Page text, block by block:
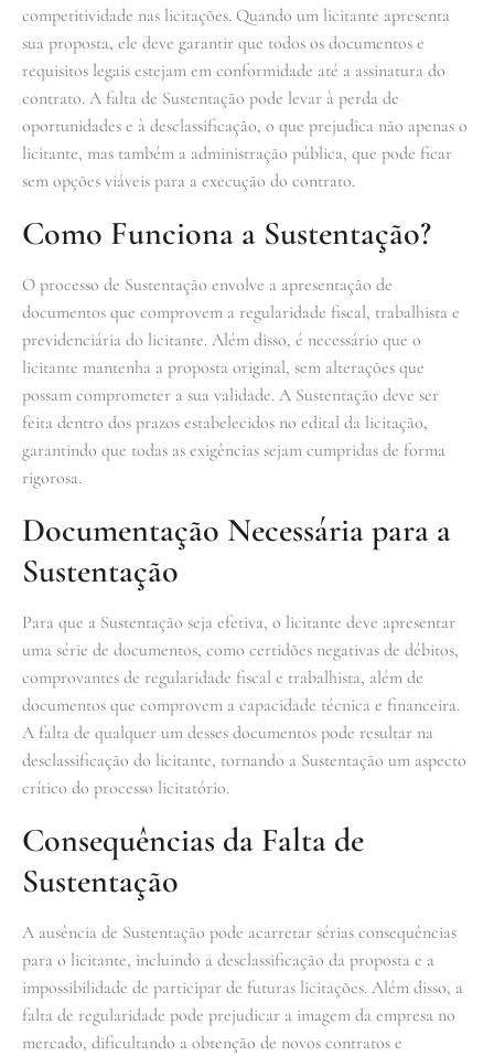
competitividade nas licitações. Quando um licitante apresenta
sua proposta, ele deve garantir que todos os documentos e
requisitos legais estejam em conformidade até a assinatura do
contrato. A falta de Sustentação pode levar à perda de
oportunidades e à desclassificação, o que prejudica não apenas o
licitante, mas também a administração pública, que pode ficar
sem opções viáveis para a execução do contrato.
Como Funciona a Sustentação?
O processo de Sustentação envolve a apresentação de
documentos que comprovem a regularidade fiscal, trabalhista e
previdenciária do licitante. Além disso, é necessário que o
licitante mantenha a proposta original, sem alterações que
possam comprometer a sua validade. A Sustentação deve ser
feita dentro dos prazos estabelecidos no edital da licitação,
garantindo que todas as exigências sejam cumpridas de forma
rigorosa.
Documentação Necessária para a
Sustentação
Para que a Sustentação seja efetiva, o licitante deve apresentar
uma série de documentos, como certidões negativas de débitos,
comprovantes de regularidade fiscal e trabalhista, além de
documentos que comprovem a capacidade técnica e financeira.
A falta de qualquer um desses documentos pode resultar na
desclassificação do licitante, tornando a Sustentação um aspecto
crítico do processo licitatório.
Consequências da Falta de
Sustentação
A ausência de Sustentação pode acarretar sérias consequências
para o licitante, incluindo a desclassificação da proposta e a
impossibilidade de participar de futuras licitações. Além disso, a
falta de regularidade pode prejudicar a imagem da empresa no
mercado, dificultando a obtenção de novos contratos e